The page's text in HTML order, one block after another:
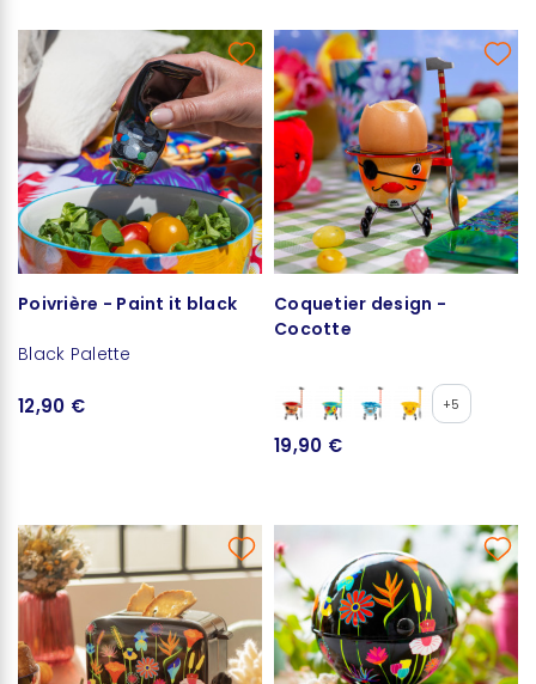
Poivrière - Paint it black
Black Palette
12,90 €
Coquetier design -
Cocotte
+5
19,90 €